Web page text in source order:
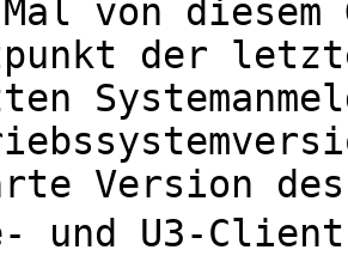
von diesem
der
Version
und U3-